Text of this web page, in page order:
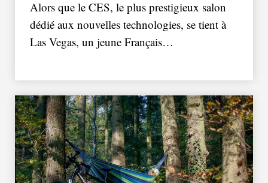
Alors que le CES, le plus prestigieux salon
dédié aux nouvelles technologies, se tient à
Las Vegas, un jeune Français…